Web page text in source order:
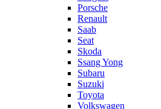
Porsche
Renault
Saab
Seat
Skoda
Ssang Yong
Subaru
Suzuki
Toyota
Volkswagen